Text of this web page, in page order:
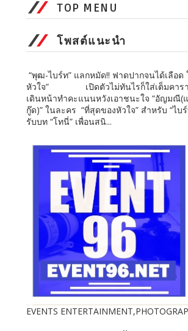
TOP MENU
โพสต์แนะนำ
“พุฒ-ไบร์ท” แลกหมัด!! ฟาดปากจนได้เลือด
หัวใจ” เปิดตัวไม่ทันไรก็ใส่เต็มคาราเ
เดินหน้าทำคะแนนหวังเอาชนะใจ “อัญมณี(
กู๊ด)” ในละคร “ที่สุดของหัวใจ”​ สำหรับ “ไบ
รับบท “โทนี่” เพื่อนสนิ...
EVENTS